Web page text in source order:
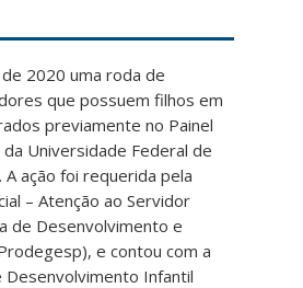
2020 uma roda de
que possuem filhos em
previamente no Painel
Universidade Federal de
A ação foi requerida pela
– Atenção ao Servidor
de Desenvolvimento e
e contou com a
Desenvolvimento Infantil